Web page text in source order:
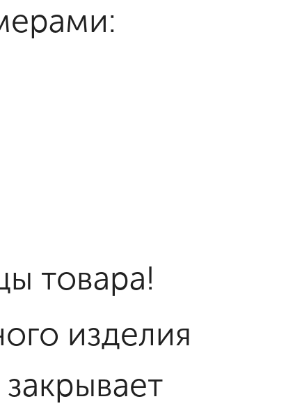
товара!
изделия